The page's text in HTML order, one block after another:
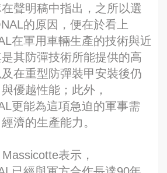
聲明稿中指出，之所以選
的原因，便在於看上
在軍用車輛生產的技術與近
其防彈技術所能提供的高
在重型防彈裝甲安裝後仍
優越性能；此外，
更能為這項急迫的軍事需
濟的生產能力。
表示，